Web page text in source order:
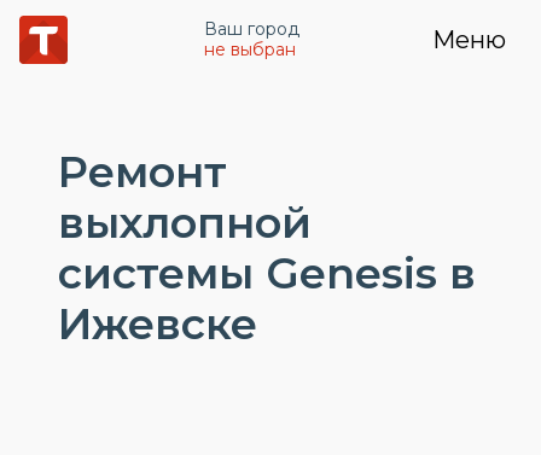
Ваш город
не выбран
Меню
Ремонт
выхлопной
системы Genesis в
Ижевске